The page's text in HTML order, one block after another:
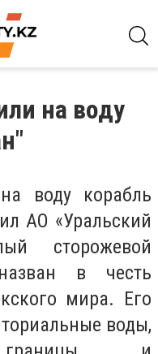
на воду
воду корабль
АО «Уральский
сторожевой
назван в честь
мира. Его
воды,